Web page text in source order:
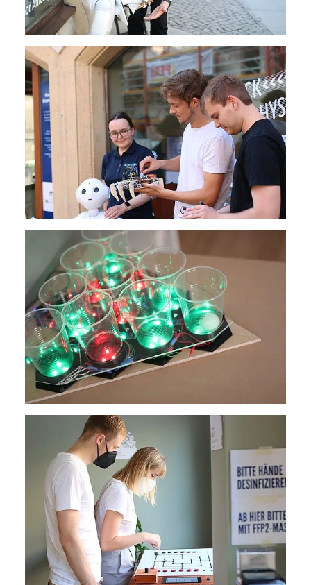
Chat
Name:
MibewSessionID, MIBEW_UserID, mibew_locale, mibew-
chat-frame-style-5e9dbeb1811c0446
Wird benötigt um die Chatfunktion nutzen zu können.
Cookie Laufzeit:
MibewSessionID, mibew-chat-frame-style-
5e9dbeb1811c0446 = Sitzungslaufzeit, mibew_locale = 3
Jahre, MIBEW_UserID = 1 Jahr
Login
Name:
fe_user, be_user, be_lastLoginProvider
Zweck:
Dieser Cookie ist notwendig um sich an der Website
einloggen zu können.
Cookie Laufzeit:
24 Stunden
STATISTIK
Statistik Cookies erfassen Informationen anonym.
Diese Informationen helfen uns zu verstehen, wie
unsere Besucher unsere Website nutzen.
Matomo
Name:
_pk_ref, _pk_cvar, _pk_id, _pk_ses
Zweck: